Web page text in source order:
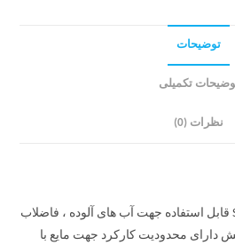
توضیحات
تکمیلی
نظرات (0)
پمپ لجن کش چدنی ابارا SSK قابل استفاده جهت آب های آلوده ، فاضلاب
محدودیت کارکرد جهت مایع با